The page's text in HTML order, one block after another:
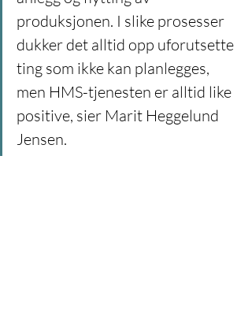
produksjonen. I slike prosesser
dukker det alltid opp uforutsette
ting som ikke kan planlegges,
men HMS-tjenesten er alltid like
positive, sier Marit Heggelund
Jensen.